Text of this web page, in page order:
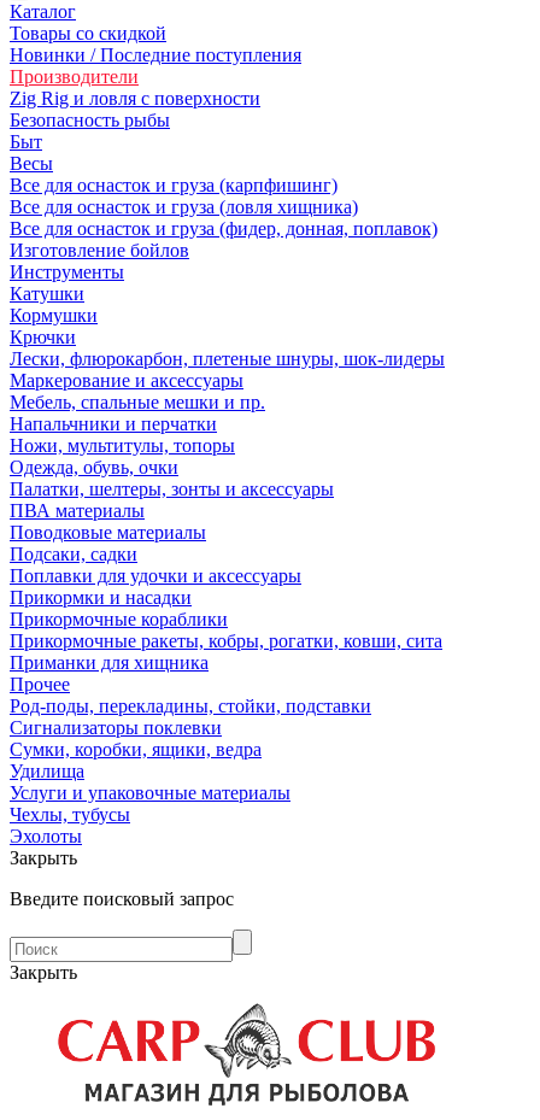
Каталог
Товары со скидкой
Новинки / Последние поступления
Производители
Zig Rig и ловля с поверхности
Безoпасность рыбы
Быт
Весы
Все для оснасток и груза (карпфишинг)
Все для оснасток и груза (ловля хищника)
Все для оснасток и груза (фидер, донная, поплавок)
Изготовление бойлов
Инструменты
Катушки
Кормушки
Крючки
Лески, флюрокарбон, плетеные шнуры, шок-лидеры
Маркерование и аксессуары
Мебель, спальные мешки и пр.
Напальчники и перчатки
Ножи, мультитулы, топоры
Одежда, обувь, очки
Палатки, шелтеры, зонты и аксессуары
ПВА материалы
Поводковые материалы
Подсаки, садки
Поплавки для удочки и аксессуары
Прикормки и насадки
Прикормочные кораблики
Прикормочные ракеты, кобры, рогатки, ковши, сита
Приманки для хищника
Прочее
Род-поды, перекладины, стойки, подставки
Сигнализаторы поклевки
Сумки, коробки, ящики, ведра
Удилища
Услуги и упаковочные материалы
Чехлы, тубусы
Эхолоты
Закрыть
Введите поисковый запрос
Закрыть